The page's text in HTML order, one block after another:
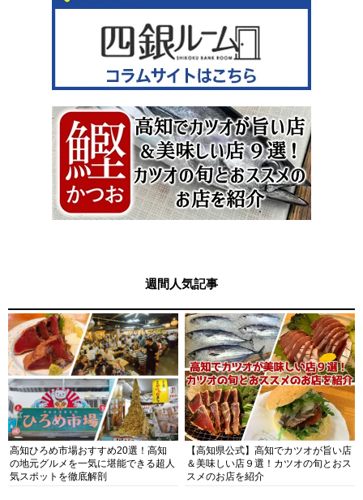
週間人気記事
高知ひろめ市場おすすめ20選！高知
の地元グルメを一気に堪能できる超人
気スポットを徹底解剖
【高知県公式】高知でカツオが旨い店
＆美味しい店９選！カツオの旬とおス
スメのお店を紹介